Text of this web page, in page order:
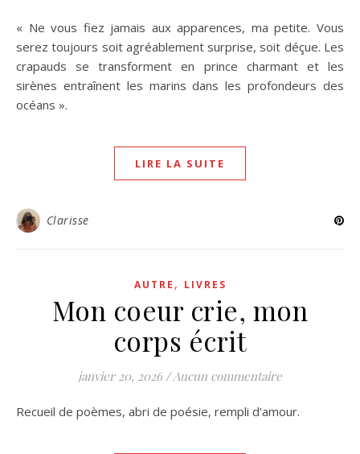
« Ne vous fiez jamais aux apparences, ma petite. Vous
serez toujours soit agréablement surprise, soit déçue. Les
crapauds se transforment en prince charmant et les
sirènes entraînent les marins dans les profondeurs des
océans ».
LIRE LA SUITE
Clarisse
AUTRE , LIVRES
Mon coeur crie, mon
corps écrit
janvier 20, 2026 /Aucun commentaire
Recueil de poèmes, abri de poésie, rempli d'amour.